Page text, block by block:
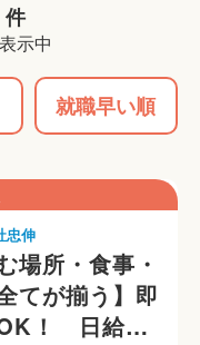
件
示中
就職早い順
忠伸
場所・食事・
てが揃う】即
！ 日給